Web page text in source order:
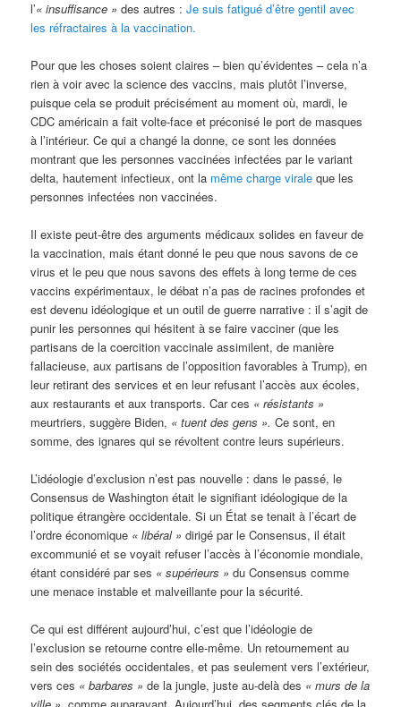
l’« insuffisance » des autres :Je suis fatigué d’être gentil avec
les réfractaires à la vaccination.
Pour que les choses soient claires – bien qu’évidentes – cela n’a
rien à voir avec la science des vaccins, mais plutôt l’inverse,
puisque cela se produit précisément au moment où, mardi, le
CDC américain a fait volte-face et préconisé le port de masques
à l’intérieur. Ce qui a changé la donne, ce sont les données
montrant que les personnes vaccinées infectées par le variant
delta, hautement infectieux, ont la même charge virale que les
personnes infectées non vaccinées.
Il existe peut-être des arguments médicaux solides en faveur de
la vaccination, mais étant donné le peu que nous savons de ce
virus et le peu que nous savons des effets à long terme de ces
vaccins expérimentaux, le débat n’a pas de racines profondes et
est devenu idéologique et un outil de guerre narrative : il s’agit de
punir les personnes qui hésitent à se faire vacciner (que les
partisans de la coercition vaccinale assimilent, de manière
fallacieuse, aux partisans de l’opposition favorables à Trump), en
leur retirant des services et en leur refusant l’accès aux écoles,
aux restaurants et aux transports. Car ces « résistants »
meurtriers, suggère Biden, « tuent des gens ». Ce sont, en
somme, des ignares qui se révoltent contre leurs supérieurs.
L’idéologie d’exclusion n’est pas nouvelle : dans le passé, le
Consensus de Washington était le signifiant idéologique de la
politique étrangère occidentale. Si un État se tenait à l’écart de
l’ordre économique « libéral » dirigé par le Consensus, il était
excommunié et se voyait refuser l’accès à l’économie mondiale,
étant considéré par ses « supérieurs » du Consensus comme
une menace instable et malveillante pour la sécurité.
Ce qui est différent aujourd’hui, c’est que l’idéologie de
l’exclusion se retourne contre elle-même. Un retournement au
sein des sociétés occidentales, et pas seulement vers l’extérieur,
vers ces « barbares » de la jungle, juste au-delà des « murs de la